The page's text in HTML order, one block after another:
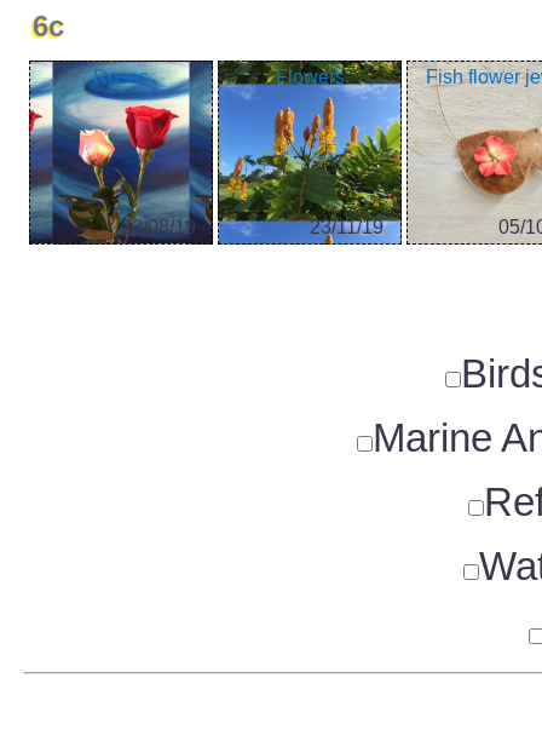
Roses
23/08/19
Flowers
23/11/19
Fish flower
05/
Marine
6c